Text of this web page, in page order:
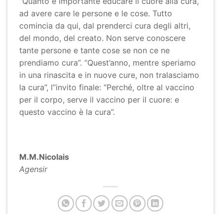
ad avere care le persone e le cose. Tutto
comincia da qui, dal prenderci cura degli altri,
del mondo, del creato. Non serve conoscere
tante persone e tante cose se non ce ne
prendiamo cura”. “Quest’anno, mentre speriamo
in una rinascita e in nuove cure, non tralasciamo
la cura”, l’’invito finale: “Perché, oltre al vaccino
per il corpo, serve il vaccino per il cuore: e
questo vaccino è la cura”.
M.M.Nicolais
Agensir